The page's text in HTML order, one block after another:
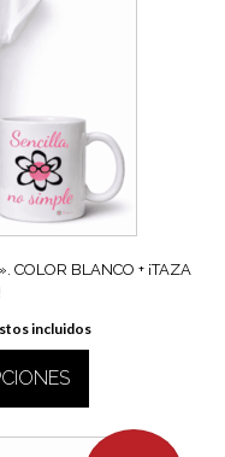
COLOR BLANCO + ¡TAZA
incluidos